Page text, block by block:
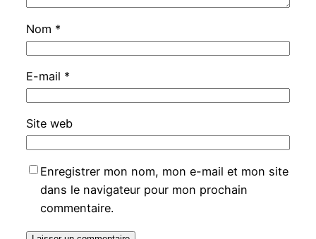
Nom *
E-mail *
Site web
Enregistrer mon nom, mon e-mail et mon site
dans le navigateur pour mon prochain
commentaire.